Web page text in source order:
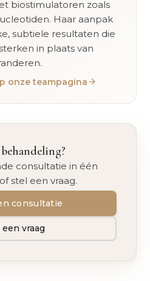
biostimulatoren zoals
Haar aanpak
subtiele resultaten die
in plaats van
onze teampagina
consultatie in één
stel een vraag.
consultatie
vraag